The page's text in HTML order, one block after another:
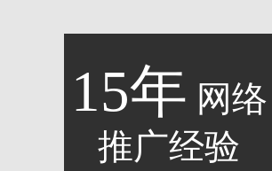
15年 网络
推广经验